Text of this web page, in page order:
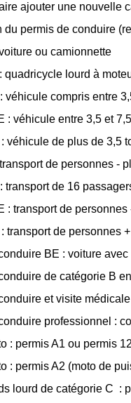
ajouter une nouvelle
du permis de conduire
ou camionnette
quadricycle lourd à
véhicule compris entre
: véhicule entre 3,5 et
véhicule de plus de 3,5
de personnes -
transport de 16
: transport de
transport de personnes
BE : voiture
de catégorie B
et visite
professionnel :
: permis A1 ou permis
: permis A2 (moto de
lourd de catégorie C :